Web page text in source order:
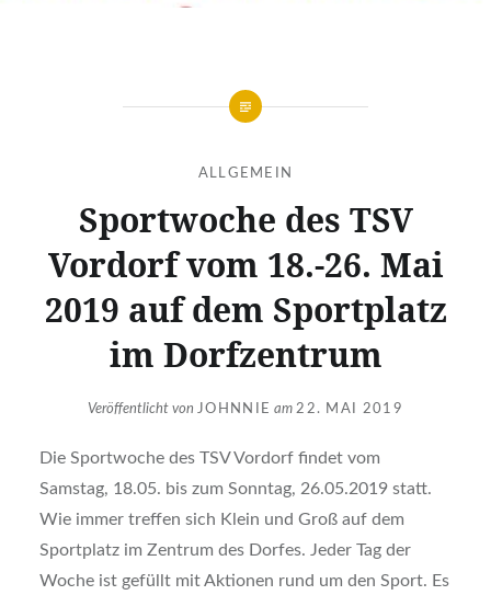
ALLGEMEIN
Sportwoche des TSV
Vordorf vom 18.-26. Mai
2019 auf dem Sportplatz
im Dorfzentrum
Veröffentlicht vonJOHNNIE am22. MAI 2019
Die Sportwoche des TSV Vordorf findet vom
Samstag, 18.05. bis zum Sonntag, 26.05.2019 statt.
Wie immer treffen sich Klein und Groß auf dem
Sportplatz im Zentrum des Dorfes. Jeder Tag der
Woche ist gefüllt mit Aktionen rund um den Sport. Es